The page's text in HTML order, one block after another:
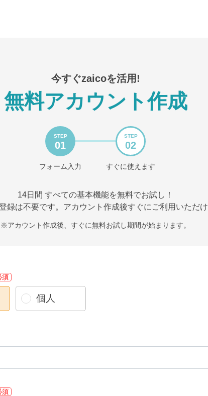
今すぐzaicoを活用!
無料アカウント作成
STEP
01
STEP
02
フォーム入力 すぐに使えます
14日間 すべての基本機能を無料でお試し！
録は不要です。アカウント作成後すぐにご利用いただ
※アカウント作成後、すぐに無料お試し期間が始まります。
須
個人
須